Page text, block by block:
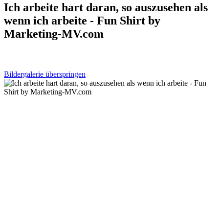
Ich arbeite hart daran, so auszusehen als
wenn ich arbeite - Fun Shirt by
Marketing-MV.com
Bildergalerie überspringen